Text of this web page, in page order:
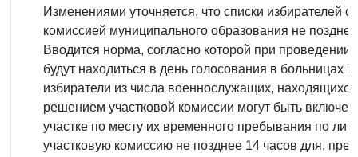
Изменениями уточняется, что списки избирателей
комиссией муниципального образования не
Вводится норма, согласно которой при
будут находиться в день голосования в больницах
избиратели из числа военнослужащих,
решением участковой комиссии могут быть
участке по месту их временного пребывания по
участковую комиссию не позднее 14 часов для,